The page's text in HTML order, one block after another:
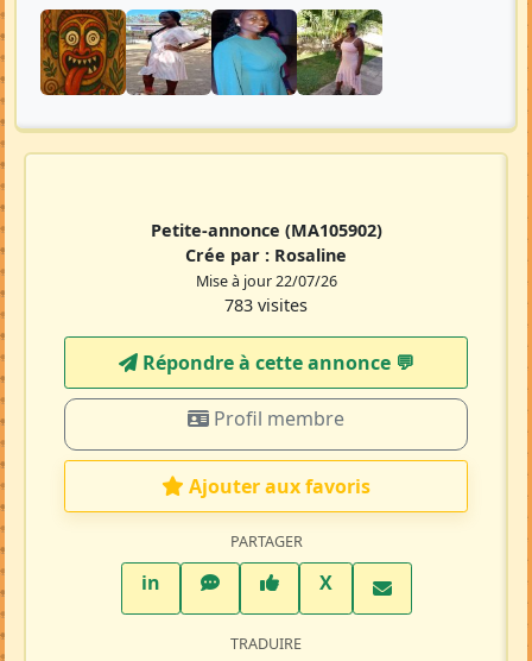
Petite-annonce (MA105902)
Crée par : Rosaline
Mise à jour 22/07/26
783 visites
Répondre à cette annonce 💬​
Profil membre
Ajouter aux favoris
PARTAGER
inLinkedInWhatsAppFacebook
XTwitter X
TRADUIRE